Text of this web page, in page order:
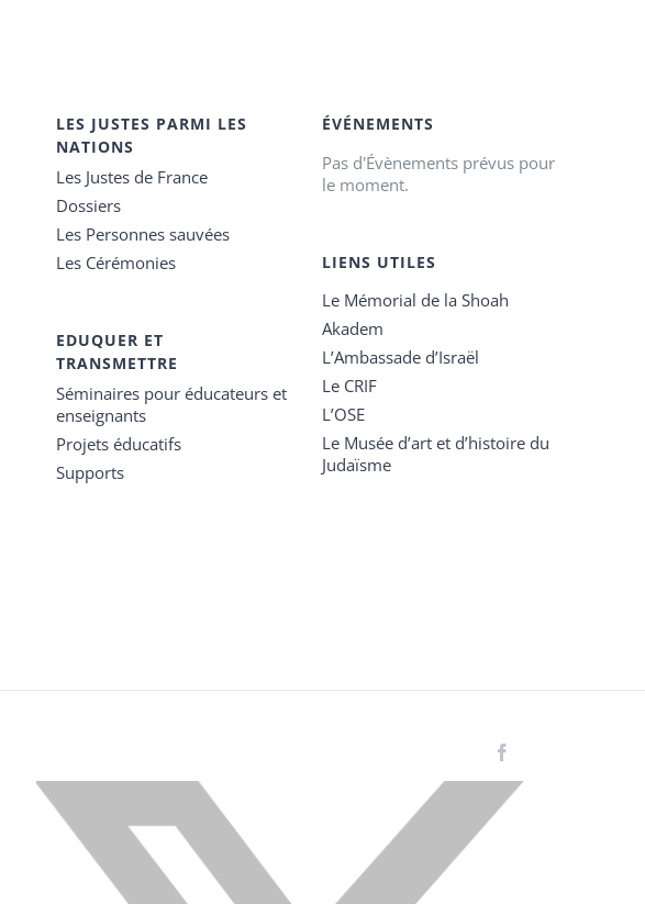
LES JUSTES PARMI LES
NATIONS
Les Justes de France
Dossiers
Les Personnes sauvées
Les Cérémonies
EDUQUER ET
TRANSMETTRE
Séminaires pour éducateurs et
enseignants
Projets éducatifs
Supports
ÉVÉNEMENTS
Pas d'Évènements prévus pour
le moment.
LIENS UTILES
Le Mémorial de la Shoah
Akadem
L’Ambassade d’Israël
Le CRIF
L’OSE
Le Musée d’art et d’histoire du
Judaïsme
X